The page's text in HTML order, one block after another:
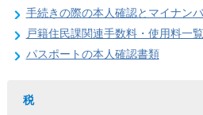
手続きの際の本人確認とマイナン
戸籍住民課関連手数料・使用料一覧
パスポートの本人確認書類
税